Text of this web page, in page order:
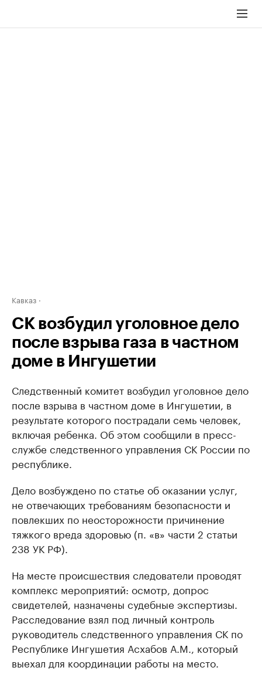
Кавказ
СК возбудил уголовное дело
после взрыва газа в частном
доме в Ингушетии
Следственный комитет возбудил уголовное дело
после взрыва в частном доме в Ингушетии, в
результате которого пострадали семь человек,
включая ребенка. Об этом сообщили в пресс-
службе следственного управления СК России по
республике.
Дело возбуждено по статье об оказании услуг,
не отвечающих требованиям безопасности и
повлекших по неосторожности причинение
тяжкого вреда здоровью (п. «в» части 2 статьи
238 УК РФ).
На месте происшествия следователи проводят
комплекс мероприятий: осмотр, допрос
свидетелей, назначены судебные экспертизы.
Расследование взял под личный контроль
руководитель следственного управления СК по
Республике Ингушетия Асхабов А.М., который
выехал для координации работы на место.